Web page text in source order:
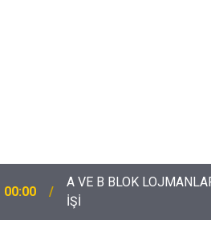
00:00
A VE B BLOK
İŞİ